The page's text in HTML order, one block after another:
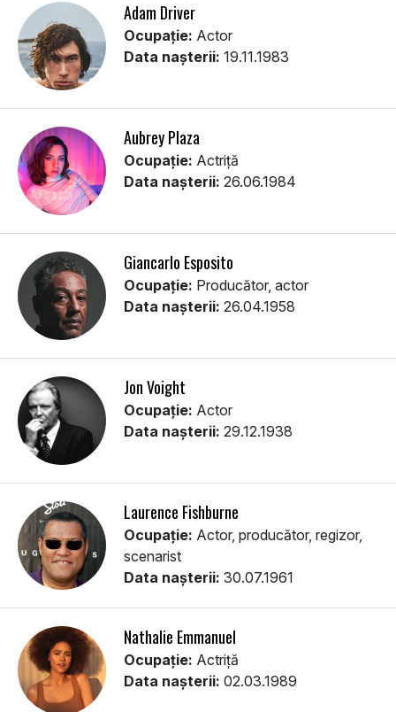
Adam Driver
Ocupație: Actor
Data nașterii: 19.11.1983
Aubrey Plaza
Ocupație: Actriță
Data nașterii: 26.06.1984
Giancarlo Esposito
Ocupație: Producător, actor
Data nașterii: 26.04.1958
Jon Voight
Ocupație: Actor
Data nașterii: 29.12.1938
Laurence Fishburne
Ocupație: Actor, producător, regizor,
scenarist
Data nașterii: 30.07.1961
Nathalie Emmanuel
Ocupație: Actriță
Data nașterii: 02.03.1989